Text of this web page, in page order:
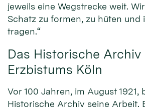
jeweils eine Wegstrecke weit.
Schatz zu formen, zu hüten und
tragen.“
Das Historische Archiv
Erzbistums Köln
Vor 100 Jahren, im August 1921,
Historische Archiv seine Arbeit.